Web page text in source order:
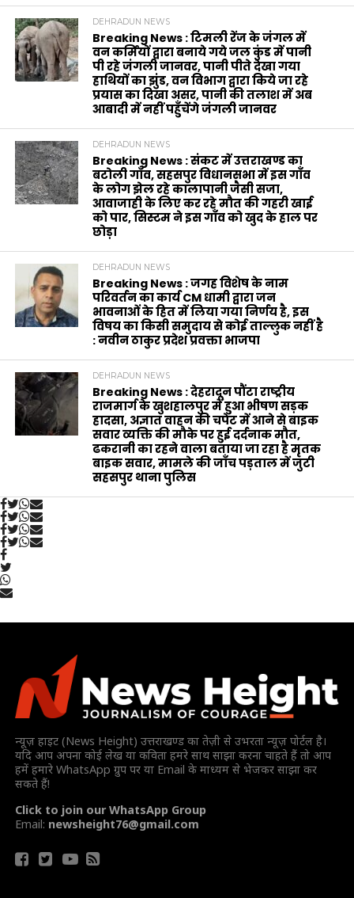
DEHRADUN NEWS
Breaking News : टिमली रेंज के जंगल में
वन कर्मियों द्वारा बनाये गये जल कुंड में पानी
पी रहे जंगली जानवर, पानी पीते देखा गया
हाथियों का झुंड, वन विभाग द्वारा किये जा रहे
प्रयास का दिखा असर, पानी की तलाश में अब
आबादी में नहीं पहुँचेंगे जंगली जानवर
DEHRADUN NEWS
Breaking News : संकट में उत्तराखण्ड का
बटोली गाँव, सहसपुर विधानसभा में इस गाँव
के लोग झेल रहे कालापानी जैसी सजा,
आवाजाही के लिए कर रहे मौत की गहरी खाई
को पार, सिस्टम ने इस गाँव को खुद के हाल पर
छोड़ा
DEHRADUN NEWS
Breaking News : जगह विशेष के नाम
परिवर्तन का कार्य CM धामी द्वारा जन
भावनाओं के हित में लिया गया निर्णय है, इस
विषय का किसी समुदाय से कोई ताल्लुक नहीं है
: नवीन ठाकुर प्रदेश प्रवक्ता भाजपा
DEHRADUN NEWS
Breaking News : देहरादून पौंटा राष्ट्रीय
राजमार्ग के खुशहालपुर में हुआ भीषण सड़क
हादसा, अज्ञात वाहन की चपेट में आने से बाइक
सवार व्यक्ति की मौके पर हुई दर्दनाक मौत,
ढकरानी का रहने वाला बताया जा रहा है मृतक
बाइक सवार, मामले की जाँच पड़ताल में जुटी
सहसपुर थाना पुलिस
न्यूज़ हाइट (News Height) उत्तराखण्ड का तेज़ी से उभरता न्यूज़ पोर्टल है।
यदि आप अपना कोई लेख या कविता हमरे साथ साझा करना चाहते हैं तो आप
हमें हमारे WhatsApp ग्रुप पर या Email के माध्यम से भेजकर साझा कर
सकते हैं!
Click to join our WhatsApp Group
Email: newsheight76@gmail.com